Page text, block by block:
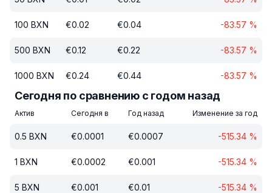
100 BXN €0.02 €0.04 -83.57 %
500 BXN €0.12 €0.22 -83.57 %
1000 BXN €0.24 €0.44 -83.57 %
Сегодня по сравнению с годом назад
Актив Сегодня в Год назад Изменение за год
0.5 BXN €0.0001 €0.0007 -515.34 %
1 BXN €0.0002 €0.001 -515.34 %
5 BXN €0.001 €0.01 -515.34 %